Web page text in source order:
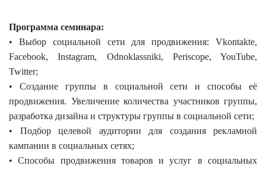
Программа семинара:
• Выбор социальной сети для продвижения: Vkontakte,
Facebook, Instagram, Odnoklassniki, Periscope, YouTube,
Twitter;
• Создание группы в социальной сети и способы её
продвижения. Увеличение количества участников группы,
разработка дизайна и структуры группы в социальной сети;
• Подбор целевой аудитории для создания рекламной
кампании в социальных сетях;
• Способы продвижения товаров и услуг в социальных